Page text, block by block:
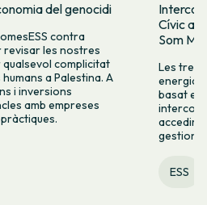
del genocidi
contra
revisar les nostres
complicitat
a Palestina. A
i inversions
amb empreses
Cívic
Som
Les tres
energia,
basat en
accedir
ESS